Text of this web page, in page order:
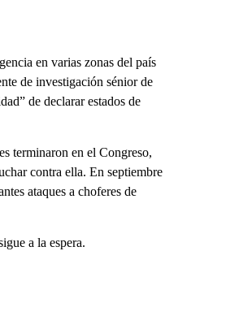
en varias zonas del país
de investigación sénior de
de declarar estados de
terminaron en el Congreso,
contra ella. En septiembre
ataques a choferes de
a la espera.